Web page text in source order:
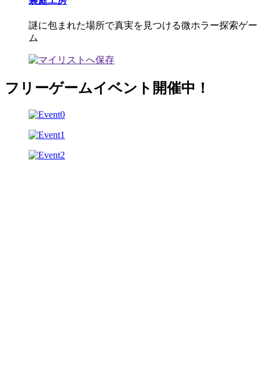
謎に包まれた場所で真実を見つける微ホラー探索ゲー
ム
フリーゲームイベント開催中！